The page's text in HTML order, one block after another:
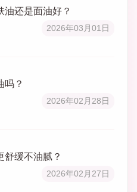
油还是面油好？
2026年03月01日
吗？
2026年02月28日
舒缓不油腻？
2026年02月27日